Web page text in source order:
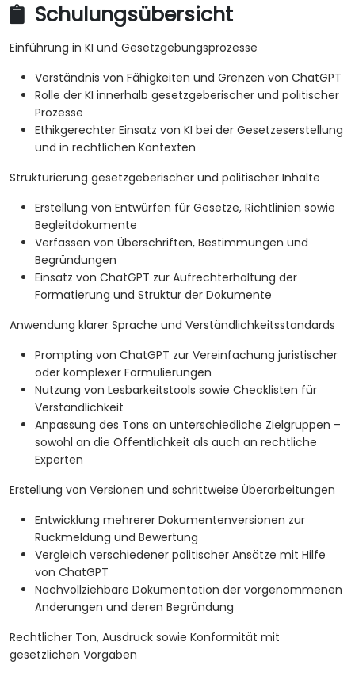
Schulungsübersicht
Einführung in KI und Gesetzgebungsprozesse
Verständnis von Fähigkeiten und Grenzen von ChatGPT
Rolle der KI innerhalb gesetzgeberischer und politischer
Prozesse
Ethikgerechter Einsatz von KI bei der Gesetzeserstellung
und in rechtlichen Kontexten
Strukturierung gesetzgeberischer und politischer Inhalte
Erstellung von Entwürfen für Gesetze, Richtlinien sowie
Begleitdokumente
Verfassen von Überschriften, Bestimmungen und
Begründungen
Einsatz von ChatGPT zur Aufrechterhaltung der
Formatierung und Struktur der Dokumente
Anwendung klarer Sprache und Verständlichkeitsstandards
Prompting von ChatGPT zur Vereinfachung juristischer
oder komplexer Formulierungen
Nutzung von Lesbarkeitstools sowie Checklisten für
Verständlichkeit
Anpassung des Tons an unterschiedliche Zielgruppen –
sowohl an die Öffentlichkeit als auch an rechtliche
Experten
Erstellung von Versionen und schrittweise Überarbeitungen
Entwicklung mehrerer Dokumentenversionen zur
Rückmeldung und Bewertung
Vergleich verschiedener politischer Ansätze mit Hilfe
von ChatGPT
Nachvollziehbare Dokumentation der vorgenommenen
Änderungen und deren Begründung
Rechtlicher Ton, Ausdruck sowie Konformität mit
gesetzlichen Vorgaben